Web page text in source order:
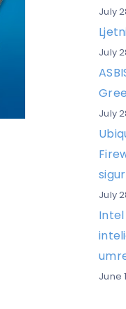
July
July
July
July
June